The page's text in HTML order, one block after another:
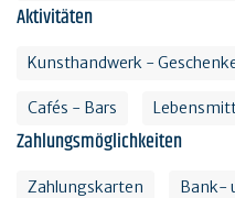
Aktivitäten
Kunsthandwerk -
Cafés - Bars
Zahlungsmöglichkeiten
Zahlungskarten Bank-